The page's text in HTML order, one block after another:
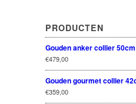
PRODUCTEN
Gouden anker collier 50cm
€479,00
Gouden gourmet collier
€359,00